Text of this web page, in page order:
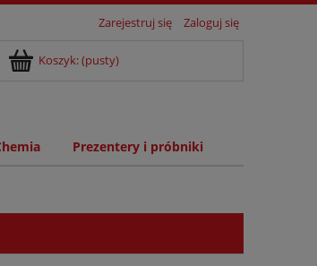
Zarejestruj się Zaloguj się
Koszyk:(pusty)
Prezentery i próbniki